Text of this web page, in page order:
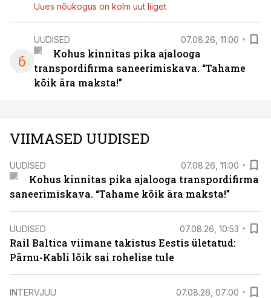
Uues nõukogus on kolm uut liiget
6
UUDISED 07.08.26, 11:00
Kohus kinnitas pika ajalooga
transpordifirma saneerimiskava. “Tahame
kõik ära maksta!”
VIIMASED UUDISED
UUDISED 07.08.26, 11:00
Kohus kinnitas pika ajalooga transpordifirma
saneerimiskava. “Tahame kõik ära maksta!”
UUDISED 07.08.26, 10:53
Rail Baltica viimane takistus Eestis ületatud:
Pärnu-Kabli lõik sai rohelise tule
INTERVJUU 07.08.26, 07:00